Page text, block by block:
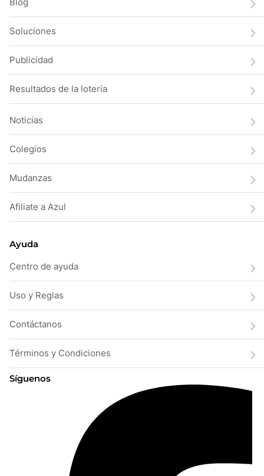
Soluciones
Publicidad
Resultados de la lotería
Noticias
Colegios
Mudanzas
Afiliate a Azul
Ayuda
Centro de ayuda
Uso y Reglas
Contáctanos
Términos y Condiciones
Síguenos